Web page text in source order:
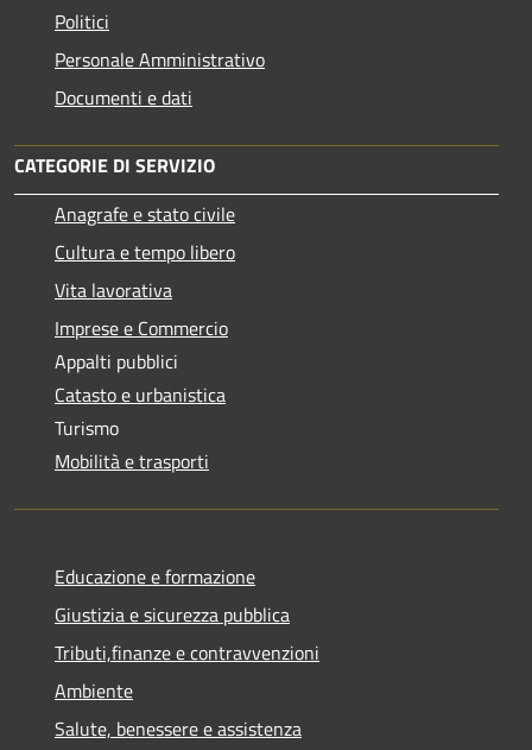
Politici
Personale Amministrativo
Documenti e dati
CATEGORIE DI SERVIZIO
Anagrafe e stato civile
Cultura e tempo libero
Vita lavorativa
Imprese e Commercio
Appalti pubblici
Catasto e urbanistica
Turismo
Mobilità e trasporti
Educazione e formazione
Giustizia e sicurezza pubblica
Tributi,finanze e contravvenzioni
Ambiente
Salute, benessere e assistenza